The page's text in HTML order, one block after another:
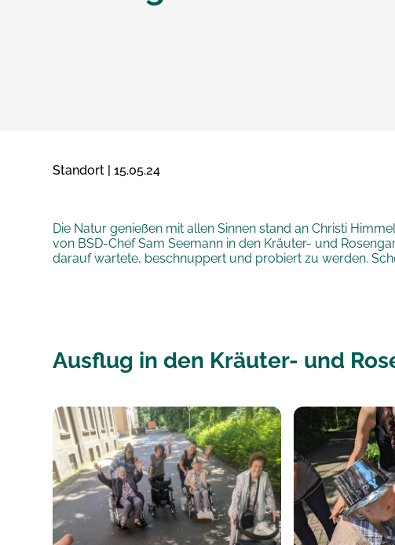
Standort | 15.05.24
Die Natur genießen mit allen Sinnen stand an Christi
von BSD-Chef Sam Seemann in den Kräuter- und
darauf wartete, beschnuppert und probiert zu werden.
Ausflug in den Kräuter- und